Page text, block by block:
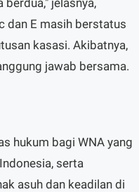
dan E masih berstatus
kasasi. Akibatnya,
jawab bersama.
hukum bagi WNA yang
serta
asuh dan keadilan di